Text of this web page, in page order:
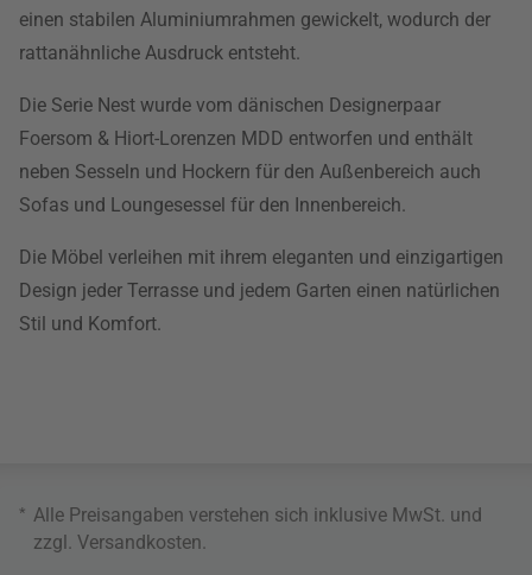
einen stabilen Aluminiumrahmen gewickelt, wodurch der
rattanähnliche Ausdruck entsteht.
Die Serie Nest wurde vom dänischen Designerpaar
Foersom & Hiort-Lorenzen MDD entworfen und enthält
neben Sesseln und Hockern für den Außenbereich auch
Sofas und Loungesessel für den Innenbereich.
Die Möbel verleihen mit ihrem eleganten und einzigartigen
Design jeder Terrasse und jedem Garten einen natürlichen
Stil und Komfort.
* Alle Preisangaben verstehen sich inklusive MwSt. und
zzgl. Versandkosten.